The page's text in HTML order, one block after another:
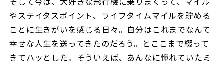
やステイタスポイント、ライフタイムマイルを貯める
ことに生きがいを感じる日々。自分はこれまでなんて
幸せな人生を送ってきたのだろう。とここまで綴って
きてハッとした。そういえば、あんなに憧れていたミ